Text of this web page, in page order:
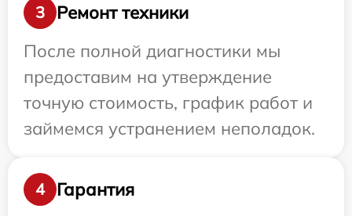
3
Ремонт техники
После полной диагностики мы
предоставим на утверждение
точную стоимость, график работ и
займемся устранением неполадок.
4
Гарантия